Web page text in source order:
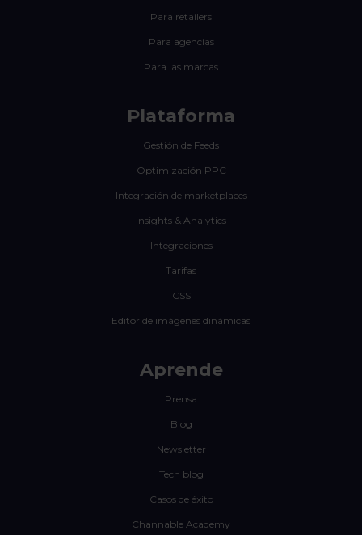
Para retailers
Para agencias
Para las marcas
Plataforma
Gestión de Feeds
Optimización PPC
Integración de marketplaces
Insights & Analytics
Integraciones
Tarifas
CSS
Editor de imágenes dinámicas
Aprende
Prensa
Blog
Newsletter
Tech blog
Casos de éxito
Channable Academy